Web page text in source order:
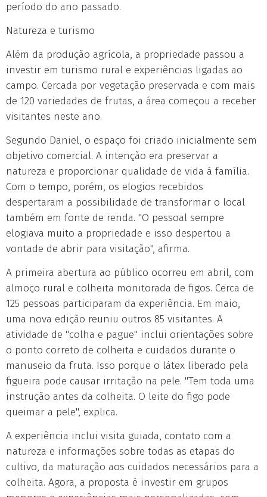
período do ano passado.
Natureza e turismo
Além da produção agrícola, a propriedade passou a
investir em turismo rural e experiências ligadas ao
campo. Cercada por vegetação preservada e com mais
de 120 variedades de frutas, a área começou a receber
visitantes neste ano.
Segundo Daniel, o espaço foi criado inicialmente sem
objetivo comercial. A intenção era preservar a
natureza e proporcionar qualidade de vida à família.
Com o tempo, porém, os elogios recebidos
despertaram a possibilidade de transformar o local
também em fonte de renda. "O pessoal sempre
elogiava muito a propriedade e isso despertou a
vontade de abrir para visitação", afirma.
A primeira abertura ao público ocorreu em abril, com
almoço rural e colheita monitorada de figos. Cerca de
125 pessoas participaram da experiência. Em maio,
uma nova edição reuniu outros 85 visitantes. A
atividade de "colha e pague" inclui orientações sobre
o ponto correto de colheita e cuidados durante o
manuseio da fruta. Isso porque o látex liberado pela
figueira pode causar irritação na pele. "Tem toda uma
instrução antes da colheita. O leite do figo pode
queimar a pele", explica.
A experiência inclui visita guiada, contato com a
natureza e informações sobre todas as etapas do
cultivo, da maturação aos cuidados necessários para a
colheita. Agora, a proposta é investir em grupos